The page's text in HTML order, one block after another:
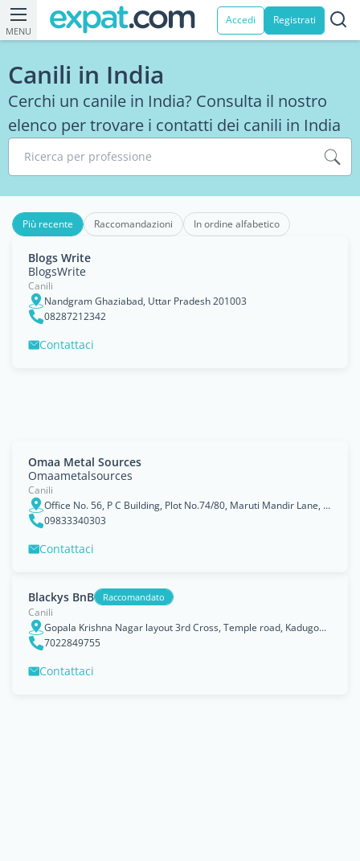
MENU
Accedi Registrati
Canili in India
Cerchi un canile in India? Consulta il nostro
elenco per trovare i contatti dei canili in India
Ricerca per professione
Più recente Raccomandazioni In ordine alfabetico
Blogs Write
BlogsWrite
Canili
Nandgram Ghaziabad, Uttar Pradesh 201003
08287212342
Contattaci
Omaa Metal Sources
Omaametalsources
Canili
Office No. 56, P C Building, Plot No.74/80, Maruti Mandir Lane, 5th Kumbharwada, Mumbai 400004.
09833340303
Contattaci
Blackys BnB Raccomandato
Canili
Gopala Krishna Nagar layout 3rd Cross, Temple road, Kadugodi, Bengaluru, Karnataka 560067, Bangalore
7022849755
Contattaci